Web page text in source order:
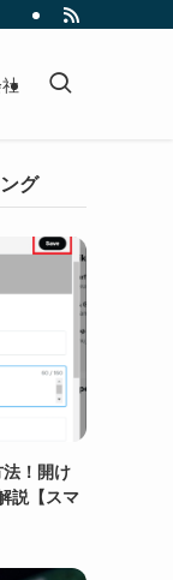
グ
！開け
説【スマ